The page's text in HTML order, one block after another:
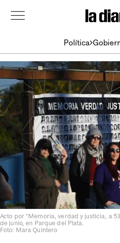
Política
Acto por "Memoria, verdad y justicia, a
de junio, en Parque del Plata.
Foto: Mara Quintero